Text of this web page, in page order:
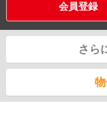
会員登録
さら